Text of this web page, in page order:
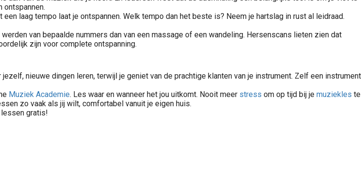
ontspannen.
laag tempo laat je ontspannen. Welk tempo dan het beste is? Neem je hartslag in rust al leidraad.
van bepaalde nummers dan van een massage of een wandeling. Hersenscans lieten zien dat
zijn voor complete ontspanning.
nieuwe dingen leren, terwijl je geniet van de prachtige klanten van je instrument. Zelf een instrument
Muziek Academie. Les waar en wanneer het jou uitkomt. Nooit meer stress om op tijd bij je muziekles te
zo vaak als jij wilt, comfortabel vanuit je eigen huis.
gratis!